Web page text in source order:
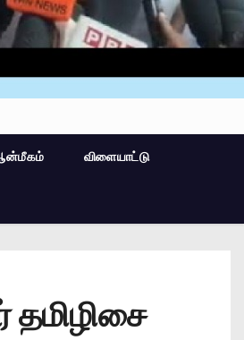
விளையாட்டு
தமிழிசை